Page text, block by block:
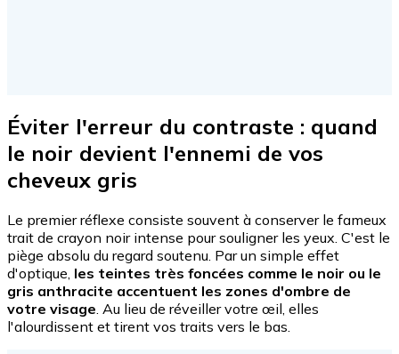
Éviter l'erreur du contraste : quand
le noir devient l'ennemi de vos
cheveux gris
Le premier réflexe consiste souvent à conserver le fameux
trait de crayon noir intense pour souligner les yeux. C'est le
piège absolu du regard soutenu. Par un simple effet
d'optique, les teintes très foncées comme le noir ou le
gris anthracite accentuent les zones d'ombre de
votre visage . Au lieu de réveiller votre œil, elles
l'alourdissent et tirent vos traits vers le bas.